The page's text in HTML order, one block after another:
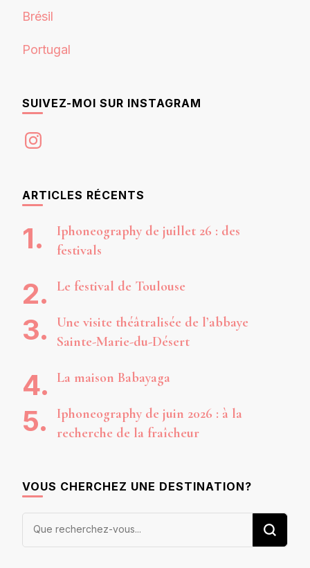
Brésil
Portugal
SUIVEZ-MOI SUR INSTAGRAM
Instagram
ARTICLES RÉCENTS
Iphoneography de juillet 26 : des
festivals
Le festival de Toulouse
Une visite théâtralisée de l’abbaye
Sainte-Marie-du-Désert
La maison Babayaga
Iphoneography de juin 2026 : à la
recherche de la fraîcheur
VOUS CHERCHEZ UNE DESTINATION?
Vous